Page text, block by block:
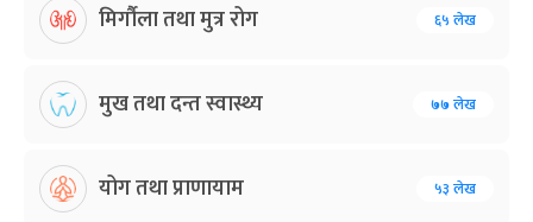
मिर्गौला तथा मुत्र रोग ६५ लेख
मुख तथा दन्त स्वास्थ्य ७७ लेख
योग तथा प्राणायाम ५३ लेख